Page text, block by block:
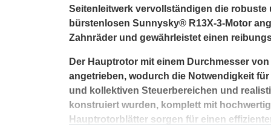
Seitenleitwerk vervollständigen die
bürstenlosen Sunnysky® R13X-3-Motor
Zahnräder und gewährleistet einen
Der Hauptrotor mit einem Durchmesser
angetrieben, wodurch die Notwendigkeit
und kollektiven Steuerbereichen und
konstruiert wurden, komplett mit
Hauptrotorblätter sorgen für einen